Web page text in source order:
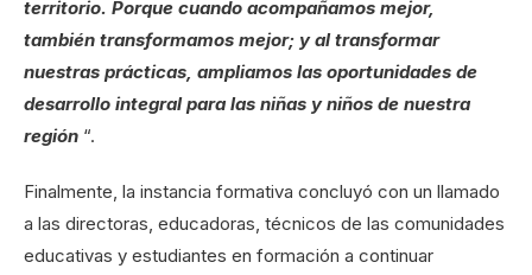
territorio. Porque cuando acompañamos mejor,
también transformamos mejor; y al transformar
nuestras prácticas, ampliamos las oportunidades de
desarrollo integral para las niñas y niños de nuestra
región “.
Finalmente, la instancia formativa concluyó con un llamado
a las directoras, educadoras, técnicos de las comunidades
educativas y estudiantes en formación a continuar